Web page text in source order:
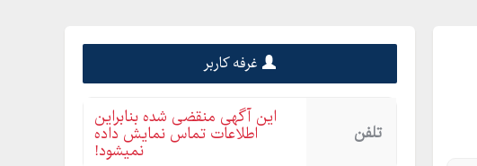
غرفه کاربر
تلفن
این آگهی منقضی شده بنابراین
اطلاعات تماس نمایش داده
نمیشود!